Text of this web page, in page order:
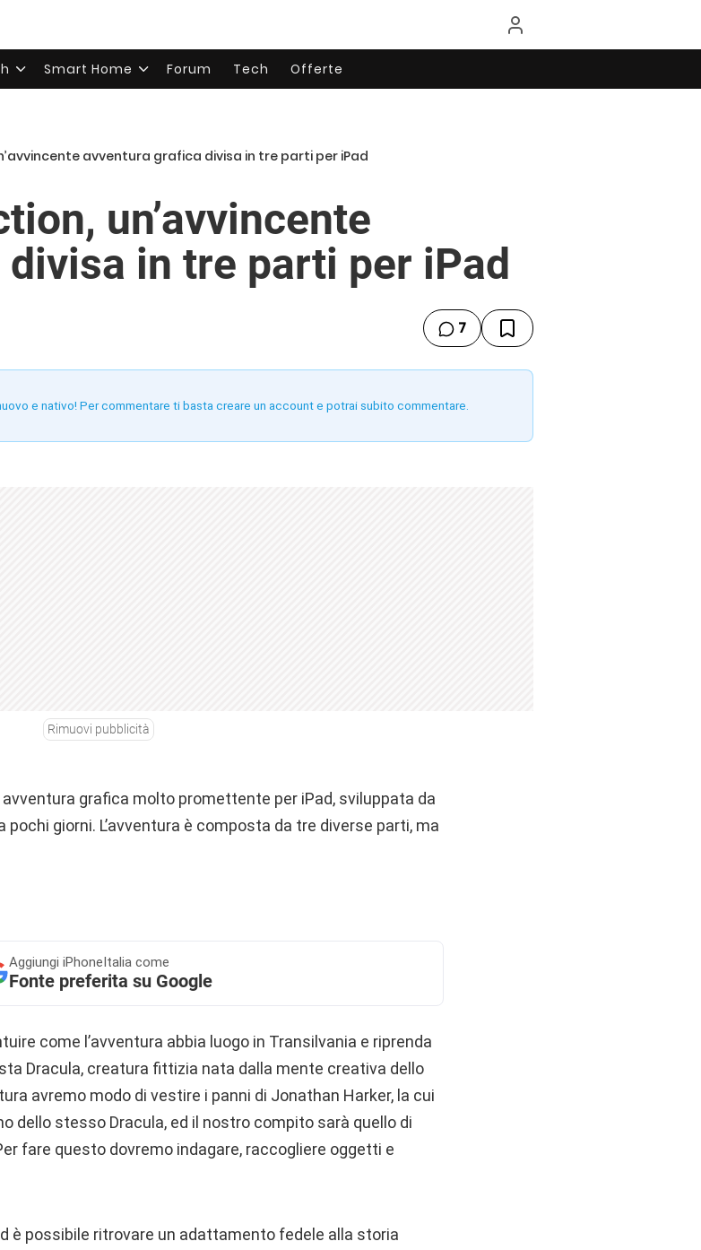
Smart Home Forum Tech Offerte
avventura grafica divisa in tre parti per iPad
un’avvincente
in tre parti per iPad
7
e nativo! Per commentare ti basta creare un account e potrai subito commentare.
Rimuovi pubblicità
grafica molto promettente per iPad, sviluppata da
giorni. L’avventura è composta da tre diverse parti, ma
Aggiungi iPhoneItalia come
Fonte preferita su Google
come l’avventura abbia luogo in Transilvania e riprenda
Dracula, creatura fittizia nata dalla mente creativa dello
avremo modo di vestire i panni di Jonathan Harker, la cui
dello stesso Dracula, ed il nostro compito sarà quello di
fare questo dovremo indagare, raccogliere oggetti e
è possibile ritrovare un adattamento fedele alla storia